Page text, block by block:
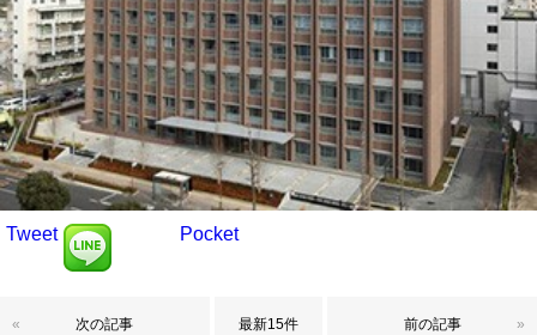
Tweet Pocket
次の記事
« 最新15件 前の記事 »